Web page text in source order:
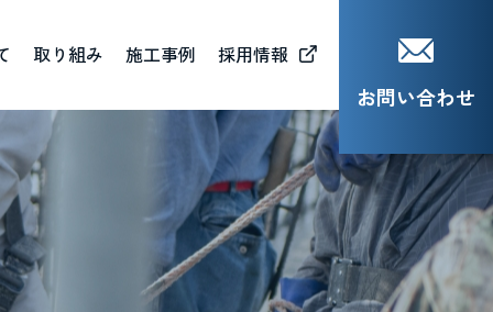
取り組み
施工事例 採用情報
お問い合わせ